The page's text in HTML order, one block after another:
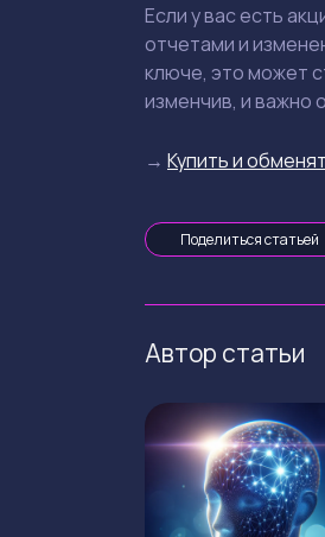
Если у вас есть
отчетами и
ключе, это может
изменчив, и важно
→ Купить и
Поделиться статьей
Автор статьи